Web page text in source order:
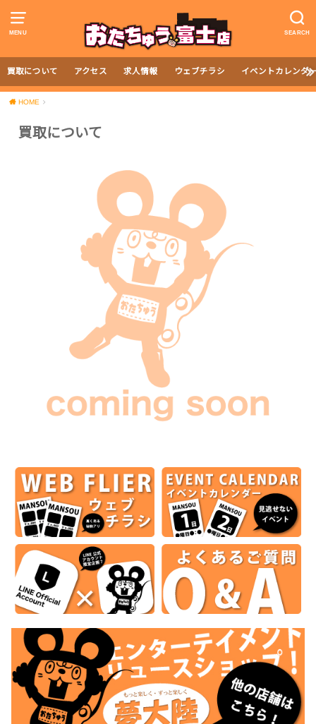
MENU SEARCH
買取について アクセス 求人情報 ウェブチラシ イベントカレンダ
HOME
買取について